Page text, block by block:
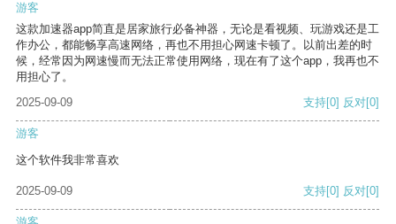
游客
这款加速器app简直是居家旅行必备神器，无论是看视频、玩游戏还是工
作办公，都能畅享高速网络，再也不用担心网速卡顿了。以前出差的时
候，经常因为网速慢而无法正常使用网络，现在有了这个app，我再也不
用担心了。
2025-09-09
支持[0] 反对[0]
游客
这个软件我非常喜欢
2025-09-09 支持[0] 反对[0]